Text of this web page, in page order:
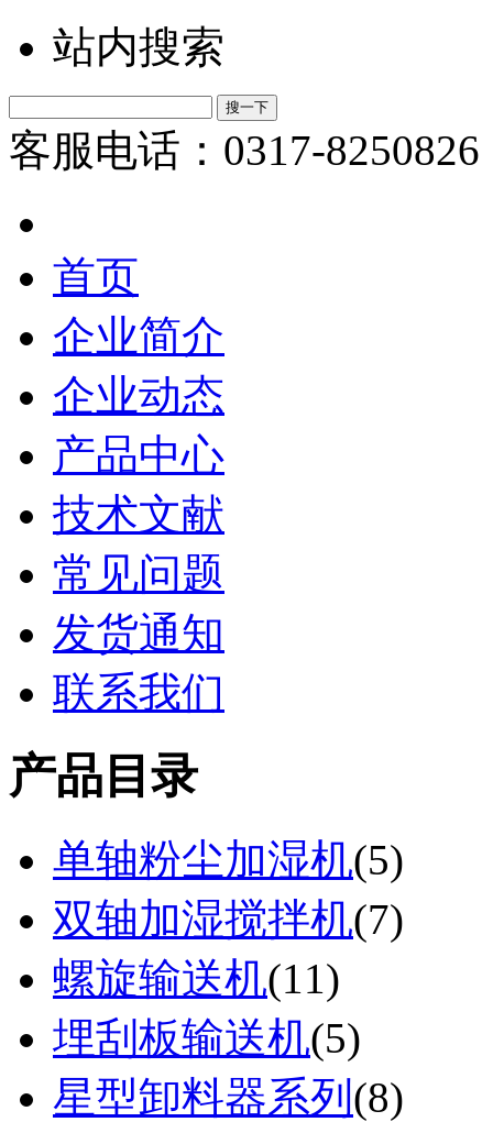
站内搜索
客服电话：0317-8250826
首页
企业简介
企业动态
产品中心
技术文献
常见问题
发货通知
联系我们
产品目录
单轴粉尘加湿机(5)
双轴加湿搅拌机(7)
螺旋输送机(11)
埋刮板输送机(5)
星型卸料器系列 (8)